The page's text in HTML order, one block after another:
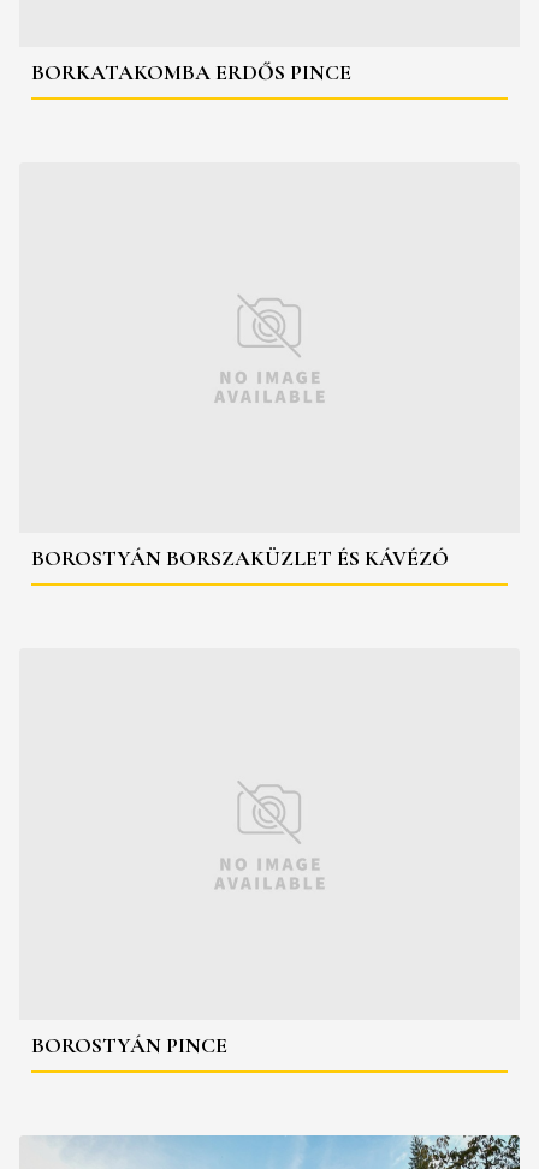
BORKATAKOMBA ERDŐS PINCE
BOROSTYÁN BORSZAKÜZLET ÉS KÁVÉZÓ
BOROSTYÁN PINCE